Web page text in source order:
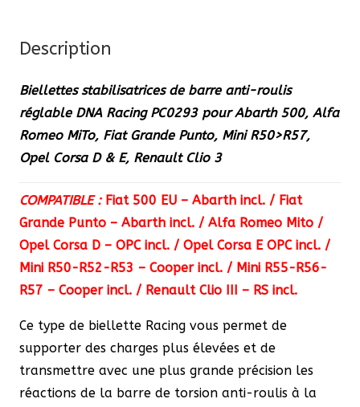
GP,
MiTo,
Mini
R50>R57,
Opel
D
&
E,
Renault
Clio
3
Description
Biellettes stabilisatrices de barre anti-roulis
réglable DNA RacingPC0293pour Abarth 500, Alfa
Romeo MiTo, Fiat Grande Punto, Mini R50>R57,
Opel Corsa D & E, Renault Clio 3
COMPATIBLE :Fiat 500 EU – Abarth incl. / Fiat
Grande Punto – Abarth incl. / Alfa Romeo Mito /
Opel Corsa D – OPC incl. / Opel Corsa E OPC incl. /
Mini R50-R52-R53 – Cooper incl. / Mini R55-R56-
R57 – Cooper incl. / Renault Clio III – RS incl.
Ce type de biellette Racing vous permet de
supporter des charges plus élevées et de
transmettre avec une plus grande précision les
réactions de la barre de torsion anti-roulis à la